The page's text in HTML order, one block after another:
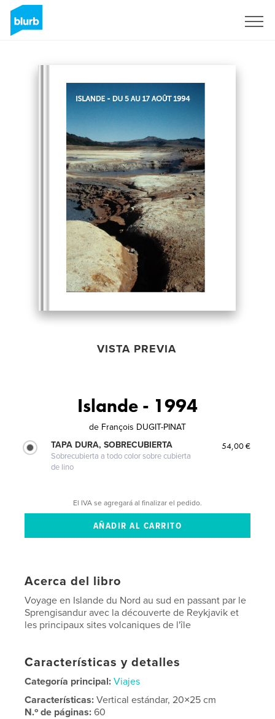
VISTA PREVIA
Islande - 1994
de François DUGIT-PINAT
TAPA DURA, SOBRECUBIERTA
Sobrecubierta a todo color sobre cubierta
de lino
54,00 €
El IVA se agregará al finalizar el pedido.
Acerca del libro
Voyage en Islande du Nord au sud en passant par le
Sprengisandur avec la découverte de Reykjavik et
les principaux sites volcaniques de l'île
Características y detalles
Categoría principal: Viajes
Características:Vertical estándar, 20×25 cm
N.º de páginas:60